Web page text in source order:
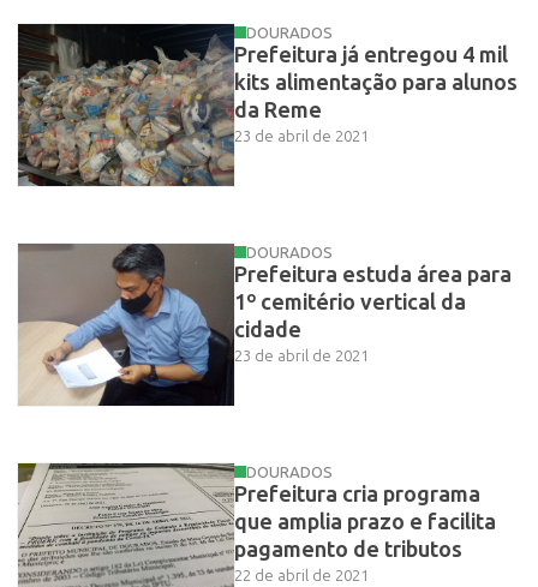
DOURADOS
Prefeitura já entregou 4 mil
kits alimentação para alunos
da Reme
23 de abril de 2021
DOURADOS
Prefeitura estuda área para
1º cemitério vertical da
cidade
23 de abril de 2021
DOURADOS
Prefeitura cria programa
que amplia prazo e facilita
pagamento de tributos
22 de abril de 2021